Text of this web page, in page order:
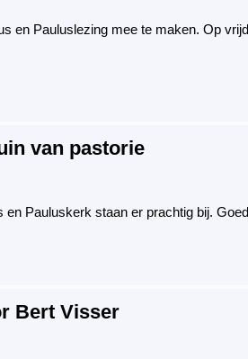
en Pauluslezing mee te maken. Op
van pastorie
en Pauluskerk staan er prachtig bij.
Bert Visser